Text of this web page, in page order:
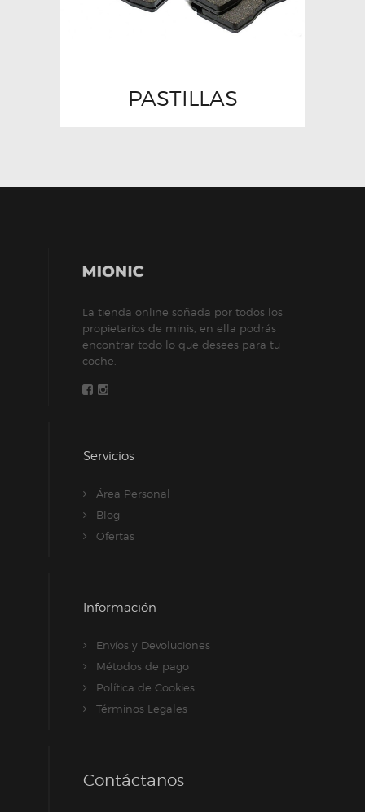
PASTILLAS
La tienda online soñada por todos los
propietarios de minis, en ella podrás
encontrar todo lo que desees para tu
coche.
Servicios
Área Personal
Blog
Ofertas
Información
Envíos y Devoluciones
Métodos de pago
Política de Cookies
Términos Legales
Contáctanos